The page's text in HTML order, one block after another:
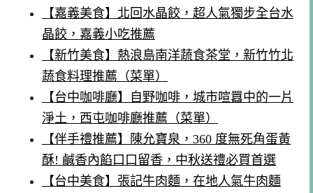
【嘉義美食】北回水晶餃，超人氣獨步全台水
晶餃，嘉義小吃推薦
【新竹美食】熱浪島南洋蔬食茶堂，新竹竹北
蔬食料理推薦（菜單）
【台中咖啡廳】自野咖啡，城市喧囂中的一片
淨土，西屯咖啡廳推薦（菜單）
【伴手禮推薦】陳允寶泉，360 度無死角蛋黃
酥! 鹹香內餡口口留香，中秋送禮必買首選
【台中美食】張記牛肉麵，在地人氣牛肉麵